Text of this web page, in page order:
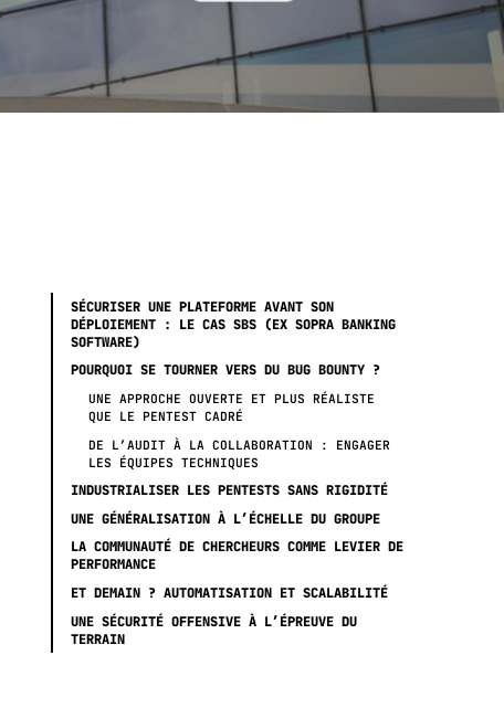
SÉCURISER UNE PLATEFORME AVANT SON
DÉPLOIEMENT : LE CAS SBS (EX SOPRA BANKING
SOFTWARE)
POURQUOI SE TOURNER VERS DU BUG BOUNTY ?
UNE APPROCHE OUVERTE ET PLUS RÉALISTE
QUE LE PENTEST CADRÉ
DE L’AUDIT À LA COLLABORATION : ENGAGER
LES ÉQUIPES TECHNIQUES
INDUSTRIALISER LES PENTESTS SANS RIGIDITÉ
UNE GÉNÉRALISATION À L’ÉCHELLE DU GROUPE
LA COMMUNAUTÉ DE CHERCHEURS COMME LEVIER DE
PERFORMANCE
ET DEMAIN ? AUTOMATISATION ET SCALABILITÉ
UNE SÉCURITÉ OFFENSIVE À L’ÉPREUVE DU
TERRAIN